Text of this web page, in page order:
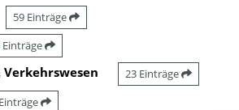
59 Einträge
Einträge
23 Einträge